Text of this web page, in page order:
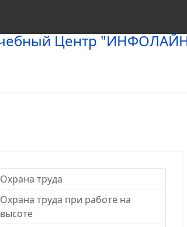
Охрана труда
Охрана труда при работе на
высоте